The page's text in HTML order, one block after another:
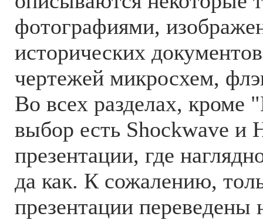
фотографиями,
исторических
чертежей микросхем,
Во всех разделах, кроме
выбор есть Shockwave и
презентации, где
да как. К сожалению,
презентации переведены